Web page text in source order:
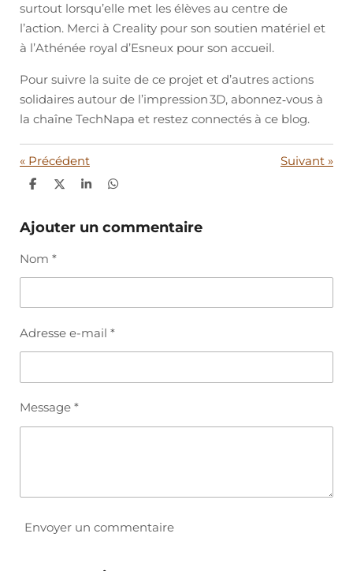
surtout lorsqu’elle met les élèves au centre de
l’action. Merci à Creality pour son soutien matériel et
à l’Athénée royal d’Esneux pour son accueil.
Pour suivre la suite de ce projet et d’autres actions
solidaires autour de l’impression 3D, abonnez‑vous à
la chaîne TechNapa et restez connectés à ce blog.
« Précédent Suivant »
P
t
a
e
P
t
a
P
t
a
P
t
a
Ajouter un commentaire
Nom *
Adresse e-mail *
Message *
Envoyer un commentaire